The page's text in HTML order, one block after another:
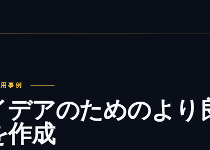
事例
アのためのより
作成